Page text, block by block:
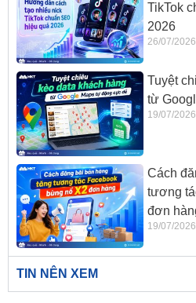
TikTok
2026
26/07/2026
Tuyệt
từ
19/07/2026
Cách
tương
đơn
19/07/2026
TIN NÊN XEM